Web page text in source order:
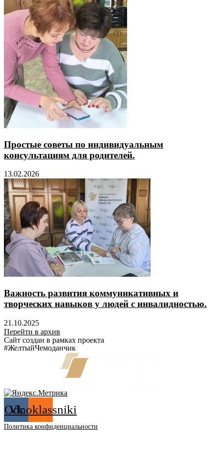
Простые советы по индивидуальным
консультациям для родителей.
13.02.2026
Важность развития коммуникативных и
творческих навыков у людей с инвалидностью.
21.10.2025
Перейти в архив
Сайт создан в рамках проекта
#ЖелтыйЧемоданчик
Vk
Odnoklassniki
Политика конфиденциальности